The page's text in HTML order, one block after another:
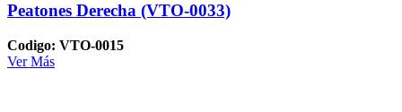
Peatones Derecha (VTO-0033)
Codigo: VTO-0015
Ver Más